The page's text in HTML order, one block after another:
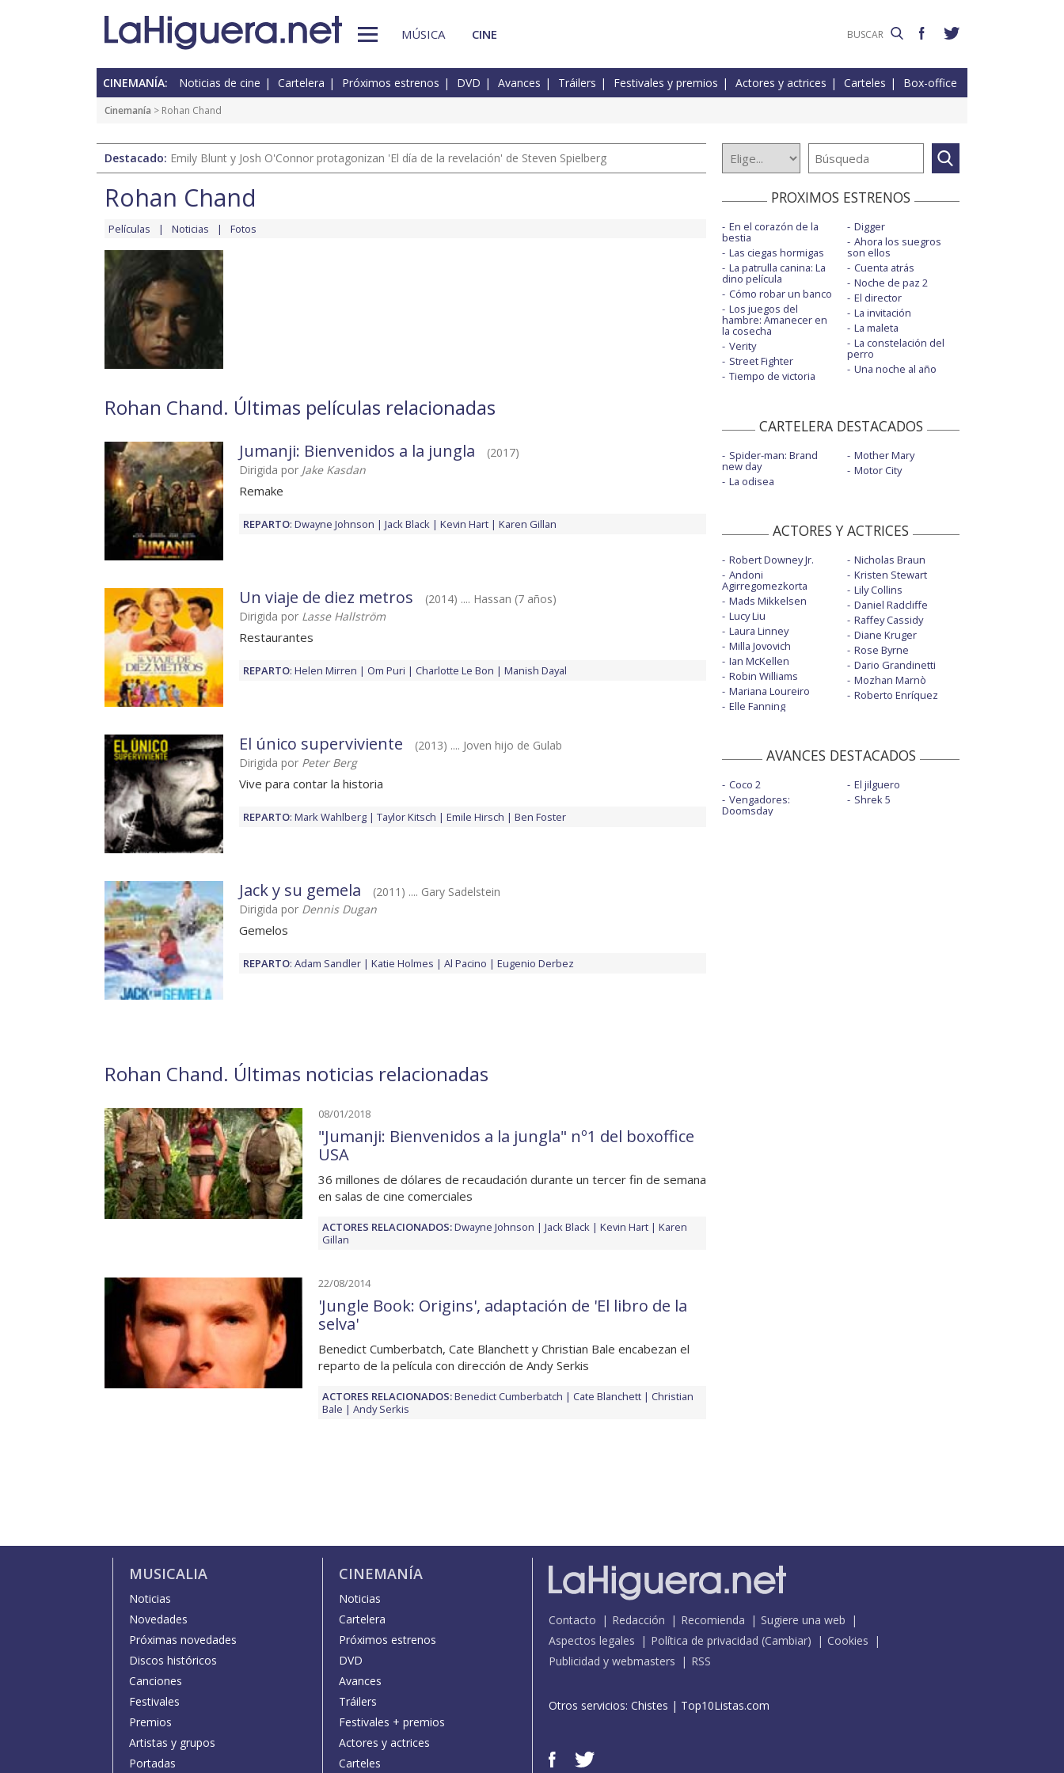
MÚSICA CINE
CINEMANÍA: Noticias de cine Cartelera Próximos estrenos DVD Avances Tráilers Festivales y premios Actores y actrices Carteles Box-office
Cinemanía > Rohan Chand
Destacado: Emily Blunt y Josh O'Connor protagonizan 'El día de la revelación' de Steven Spielberg
Rohan Chand
Películas Noticias Fotos
Rohan Chand. Últimas películas relacionadas
Jumanji: Bienvenidos a la jungla
(2017)
Dirigida por Jake Kasdan
Remake
REPARTO: Dwayne Johnson Jack Black Kevin Hart Karen Gillan
Un viaje de diez metros
(2014) .... Hassan (7 años)
Dirigida por Lasse Hallström
Restaurantes
REPARTO: Helen Mirren Om Puri Charlotte Le Bon Manish Dayal
El único superviviente
(2013) .... Joven hijo de Gulab
Dirigida por Peter Berg
Vive para contar la historia
REPARTO: Mark Wahlberg Taylor Kitsch Emile Hirsch Ben Foster
Jack y su gemela
(2011) .... Gary Sadelstein
Dirigida por Dennis Dugan
Gemelos
REPARTO: Adam Sandler Katie Holmes Al Pacino Eugenio Derbez
Rohan Chand. Últimas noticias relacionadas
08/01/2018
"Jumanji: Bienvenidos a la jungla" nº1 del boxoffice
USA
36 millones de dólares de recaudación durante un tercer fin de semana
en salas de cine comerciales
ACTORES RELACIONADOS:Dwayne Johnson Jack Black Kevin Hart
Karen
Gillan
22/08/2014
'Jungle Book: Origins', adaptación de 'El libro de la
selva'
Benedict Cumberbatch, Cate Blanchett y Christian Bale encabezan el
reparto de la película con dirección de Andy Serkis
ACTORES RELACIONADOS:Benedict Cumberbatch Cate Blanchett
Christian
Bale
Andy Serkis
PROXIMOS ESTRENOS
En el corazón de la
bestia
Las ciegas hormigas
La patrulla canina: La
dino película
Cómo robar un banco
Los juegos del
hambre: Amanecer en
la cosecha
Verity
Street Fighter
Tiempo de victoria
Digger
Ahora los suegros
son ellos
Cuenta atrás
Noche de paz 2
El director
La invitación
La maleta
La constelación del
perro
Una noche al año
CARTELERA DESTACADOS
Spider-man: Brand
new day
La odisea
Mother Mary
Motor City
ACTORES Y ACTRICES
Robert Downey Jr.
Andoni
Agirregomezkorta
Mads Mikkelsen
Lucy Liu
Laura Linney
Milla Jovovich
Ian McKellen
Robin Williams
Mariana Loureiro
Elle Fanning
Nicholas Braun
Kristen Stewart
Lily Collins
Daniel Radcliffe
Raffey Cassidy
Diane Kruger
Rose Byrne
Dario Grandinetti
Mozhan Marnò
Roberto Enríquez
AVANCES DESTACADOS
Coco 2
Vengadores:
Doomsday
El jilguero
Shrek 5
MUSICALIA
Noticias
Novedades
Próximas novedades
Discos históricos
Canciones
Festivales
Premios
Artistas y grupos
Portadas
CINEMANÍA
Noticias
Cartelera
Próximos estrenos
DVD
Avances
Tráilers
Festivales + premios
Actores y actrices
Carteles
Contacto Redacción Recomienda
Sugiere una web
Aspectos legales
Política de privacidad (Cambiar)
Cookies
Publicidad y webmasters
RSS
Otros servicios: Chistes | Top10Listas.com